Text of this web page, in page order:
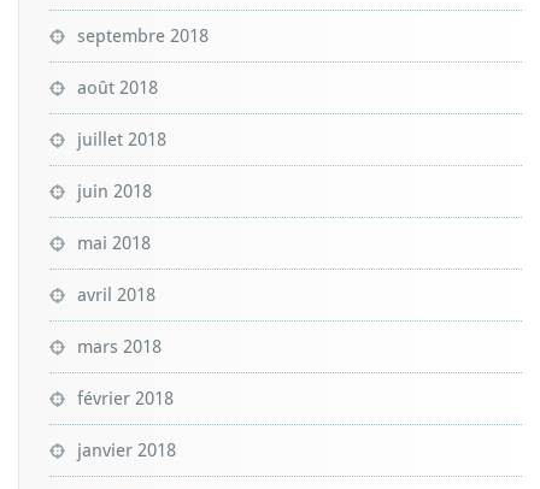
septembre 2018
août 2018
juillet 2018
juin 2018
mai 2018
avril 2018
mars 2018
février 2018
janvier 2018